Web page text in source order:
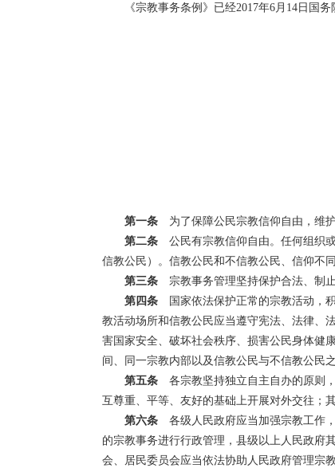
《宗教事务条例》已经2017年6月14日国
第一条为了保障公民宗教信仰自由，维护
第二条公民有宗教信仰自由。任何组织或
信教公民）。信教公民和不信教公民、信仰不
第三条宗教事务管理坚持保护合法、制止
第四条国家依法保护正常的宗教活动，积
教活动场所和信教公民应当遵守宪法、法律、
害国家安全、破坏社会秩序、损害公民身体健
间、同一宗教内部以及信教公民与不信教公民
第五条各宗教坚持独立自主自办的原则，
互尊重、平等、友好的基础上开展对外交往；
第六条各级人民政府应当加强宗教工作，
的宗教事务进行行政管理，县级以上人民政府
会、居民委员会应当依法协助人民政府管理宗